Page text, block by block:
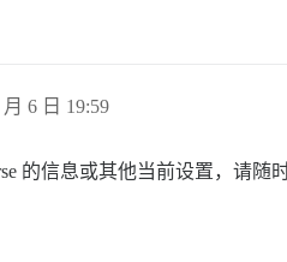
月 6 日 19:59
的信息或其他当前设置，请随